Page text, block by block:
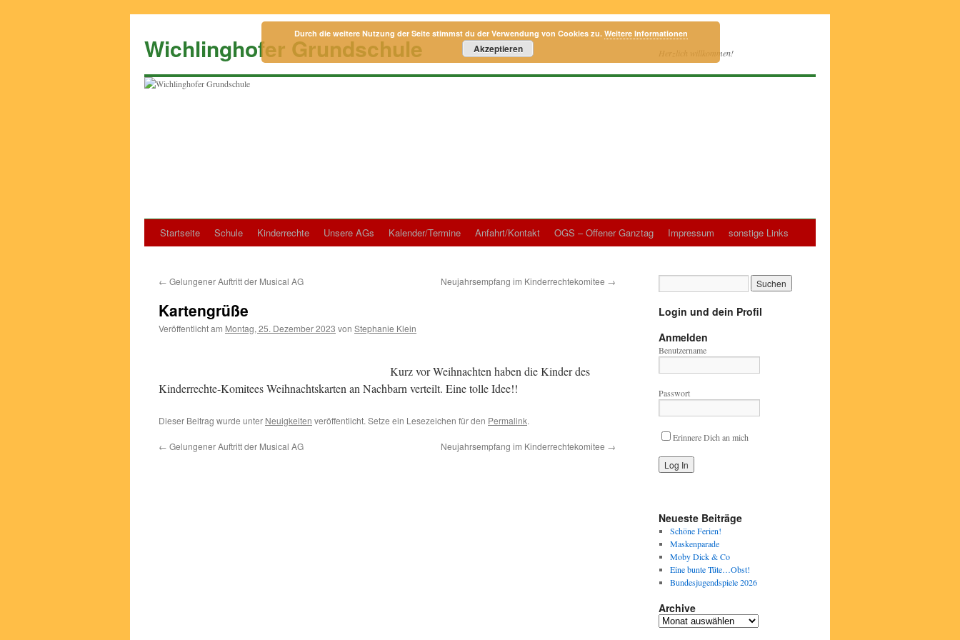
springen
Wichlinghofer Grundschule Herzlich willkommen!
Startseite Schule Kinderrechte Unsere AGs Kalender/Termine Anfahrt/Kontakt OGS – Offener Ganztag Impressum sonstige Links
← Gelungener Auftritt der Musical AG Neujahrsempfang im Kinderrechtekomitee →
Kartengrüße
Veröffentlicht am Montag, 25. Dezember 2023 von Stephanie Klein
Kurz vor Weihnachten haben die Kinder des
Kinderrechte-Komitees Weihnachtskarten an Nachbarn verteilt. Eine tolle Idee!!
Dieser Beitrag wurde unter Neuigkeiten veröffentlicht. Setze ein Lesezeichen für den Permalink.
← Gelungener Auftritt der Musical AG Neujahrsempfang im Kinderrechtekomitee →
Login und dein Profil
Anmelden
Benutzername
Passwort
Erinnere Dich an mich
Neueste Beiträge
Schöne Ferien!
Maskenparade
Moby Dick & Co
Eine bunte Tüte…Obst!
Bundesjugendspiele 2026
Archive
Archive
Durch die weitere Nutzung der Seite stimmst du der Verwendung von Cookies zu. Weitere Informationen
Akzeptieren